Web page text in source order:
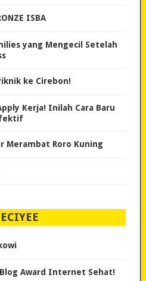
ISBA
yang Mengecil Setelah
ke Cirebon!
Kerja! Inilah Cara Baru
Merambat Roro Kuning
Award Internet Sehat!